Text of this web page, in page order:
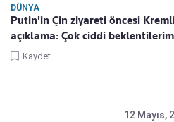
DÜNYA
Putin'in Çin ziyareti öncesi
açıklama: Çok ciddi
Kaydet
12 Mayıs,